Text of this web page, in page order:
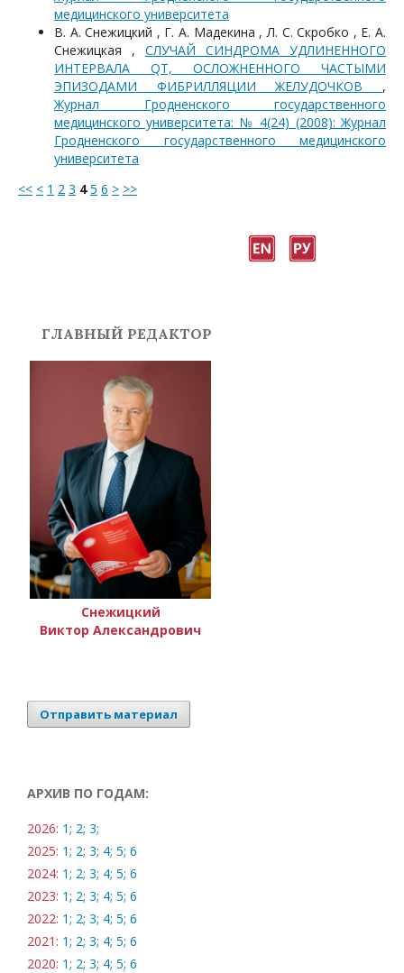
медицинского университета
В. А. Снежицкий , Г. А. Мадекина , Л. С. Скробко , Е. А.
Снежицкая , СЛУЧАЙ СИНДРОМА УДЛИНЕННОГО
ИНТЕРВАЛА QT, ОСЛОЖНЕННОГО ЧАСТЫМИ
ЭПИЗОДАМИ ФИБРИЛЛЯЦИИ ЖЕЛУДОЧКОВ ,
Журнал Гродненского государственного
медицинского университета: № 4(24) (2008): Журнал
Гродненского государственного медицинского
университета
<< < 1 2 3 4 5 6 > >>
ГЛАВНЫЙ РЕДАКТОР
Снежицкий
Виктор Александрович
Отправить материал
АРХИВ ПО ГОДАМ:
2026: 1; 2; 3;
2025: 1; 2; 3; 4; 5; 6
2024: 1; 2; 3; 4; 5; 6
2023: 1; 2; 3; 4; 5; 6
2022: 1; 2; 3; 4; 5; 6
2021: 1; 2; 3; 4; 5; 6
2020: 1; 2; 3; 4; 5; 6